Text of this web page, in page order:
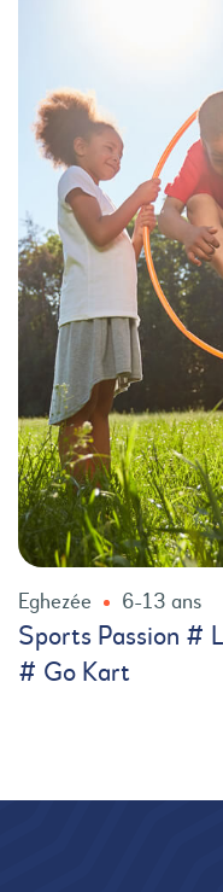
Eghezée 6-13 ans
Sports Passion #
# Go Kart